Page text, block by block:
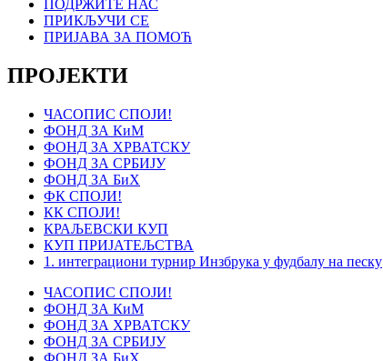
ПОДРЖИТЕ НАС
ПРИКЉУЧИ СЕ
ПРИЈАВА ЗА ПОМОЋ
ПРОЈЕКТИ
ЧАСОПИС СПОЈИ!
ФОНД ЗА КиМ
ФОНД ЗА ХРВАТСКУ
ФОНД ЗА СРБИЈУ
ФОНД ЗА БиХ
ФК СПОЈИ!
КК СПОЈИ!
КРАЉЕВСКИ КУП
КУП ПРИЈАТЕЉСТВА
1. интеграциони турнир Инзбрука у фудбалу на песку
ЧАСОПИС СПОЈИ!
ФОНД ЗА КиМ
ФОНД ЗА ХРВАТСКУ
ФОНД ЗА СРБИЈУ